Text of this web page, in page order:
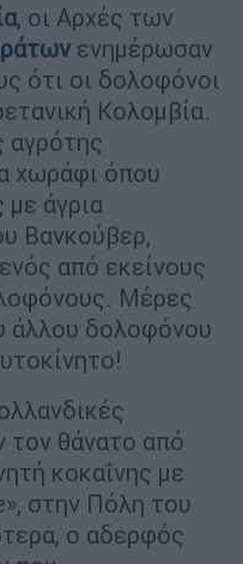
, οι Αρχές των
ενημέρωσαν
ότι οι δολοφόνοι
Κολομβία.
αγρότης
χωράφι όπου
άγρια
Βανκούβερ,
από εκείνους
Μέρες
άλλου δολοφόνου
τον θάνατο από
κοκαΐνης με
στην Πόλη του
ο αδερφός